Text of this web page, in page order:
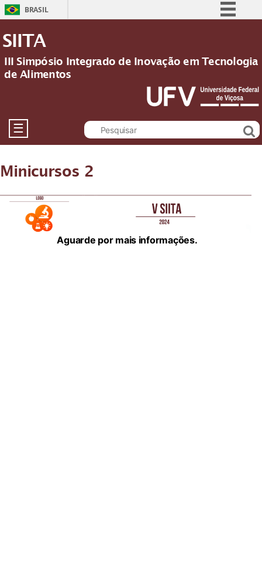
BRASIL
Participe
Acesso à informação
Legislação
Canais
SIITA
III Simpósio Integrado de Inovação em Tecnologia
de Alimentos
☰
Minicursos 2
Aguarde por mais informações.